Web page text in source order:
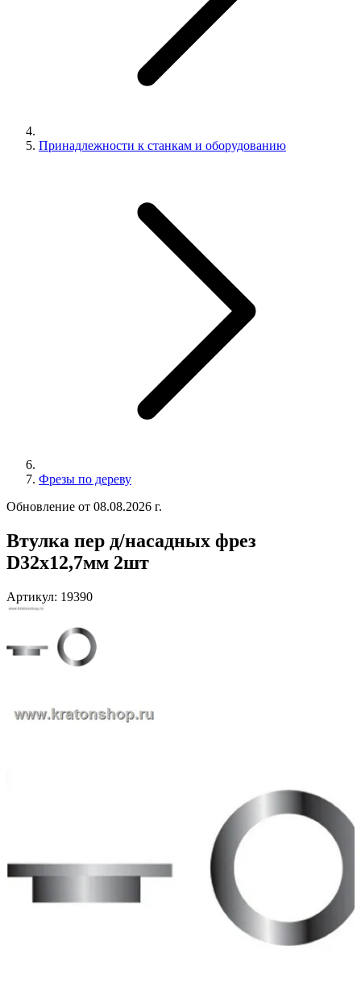
Принадлежности к станкам и оборудованию
Фрезы по дереву
Обновление от 08.08.2026 г.
Втулка пер д/насадных фрез
D32х12,7мм 2шт
Артикул: 19390